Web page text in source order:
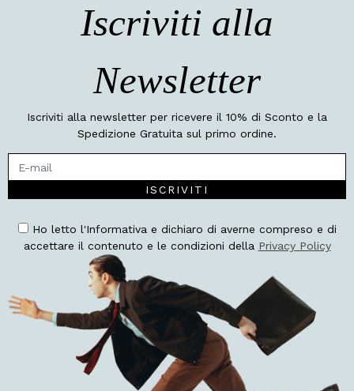
Iscriviti alla
Newsletter
Iscriviti alla newsletter per ricevere il 10% di Sconto e la
Spedizione Gratuita sul primo ordine.
ISCRIVITI
Ho letto l'Informativa e dichiaro di averne compreso e di
accettare il contenuto e le condizioni della Privacy Policy